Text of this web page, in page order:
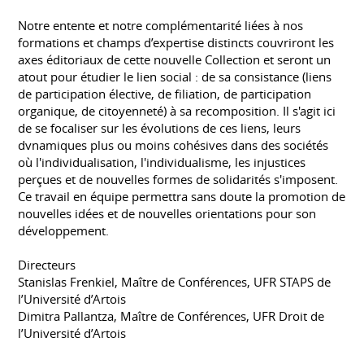
Notre entente et notre complémentarité liées à nos
formations et champs d’expertise distincts couvriront les
axes éditoriaux de cette nouvelle Collection et seront un
atout pour étudier le lien social : de sa consistance (liens
de participation élective, de filiation, de participation
organique, de citoyenneté) à sa recomposition. Il s'agit ici
de se focaliser sur les évolutions de ces liens, leurs
dvnamiques plus ou moins cohésives dans des sociétés
où l'individualisation, l'individualisme, les injustices
perçues et de nouvelles formes de solidarités s'imposent.
Ce travail en équipe permettra sans doute la promotion de
nouvelles idées et de nouvelles orientations pour son
développement.
Directeurs
Stanislas Frenkiel, Maître de Conférences, UFR STAPS de
l’Université d’Artois
Dimitra Pallantza, Maître de Conférences, UFR Droit de
l’Université d’Artois